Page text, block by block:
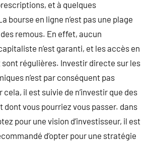
et à quelques
bourse en ligne n’est pas une plage
remous. En effet, aucun
n’est garanti, et les accès en
sont régulières. Investir directe sur les
n’est par conséquent pas
il est suivie de n’investir que des
dont vous pourriez vous passer. dans
pour une vision d’investisseur, il est
d’opter pour une stratégie